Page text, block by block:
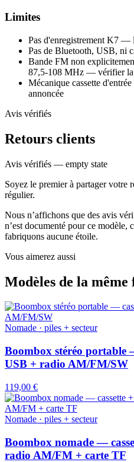
Limites
Pas d'enregistrement K7 —
Pas de Bluetooth, USB, ni
Bande FM non
87,5-108 MHz — vérifier
Mécanique cassette
annoncée
Avis vérifiés
Retours clients
Avis vérifiés — empty state
Soyez le premier à partager votre
régulier.
Nous n’affichons que des avis
n’est documenté pour ce
fabriquons aucune étoile.
Vous aimerez aussi
Modèles de la
Nomade · piles + secteur
Boombox stéréo portable
USB + radio AM/FM/SW
119,00 €
Nomade · piles + secteur
Boombox nomade —
radio AM/FM + carte TF